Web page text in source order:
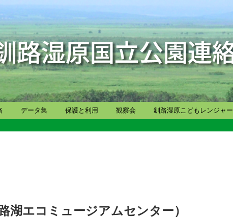
データ集 保護と利用 観察会 釧路湿原こどもレンジャー
湖エコミュージアムセンター）